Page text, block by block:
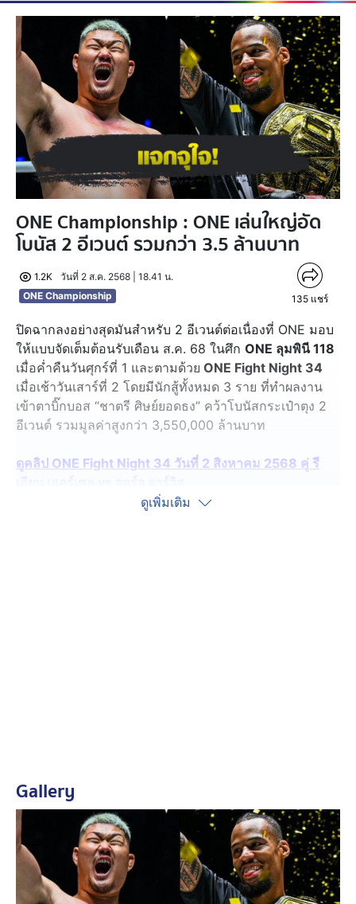
ONE Championship : ONE เล่นใหญ่อัด
โบนัส 2 อีเวนต์ รวมกว่า 3.5 ล้านบาท
1.2K
วันที่ 2 ส.ค. 2568 | 18.41 น.
ONE Championship
135 แชร์
ปิดฉากลงอย่างสุดมันสำหรับ 2 อีเวนต์ต่อเนื่องที่ ONE มอบ
ให้แบบจัดเต็มต้อนรับเดือน ส.ค. 68 ในศึก ONE ลุมพินี 118
เมื่อค่ำคืนวันศุกร์ที่ 1 และตามด้วย ONE Fight Night 34
เมื่อเช้าวันเสาร์ที่ 2 โดยมีนักสู้ทั้งหมด 3 ราย ที่ทำผลงาน
เข้าตาบิ๊กบอส “ชาตรี ศิษย์ยอดธง” คว้าโบนัสกระเป๋าตุง 2
อีเวนต์ รวมมูลค่าสูงกว่า 3,550,000 ล้านบาท
ดูคลิป ONE Fight Night 34 วันที่ 2 สิงหาคม 2568 คู่ รี
เริ่มจากศึกONE ลุมพินี 118 ที่มีศึกไตรภาคระหว่าง “วรพล
ลูกเจ้าพ่อโรงต้ม” พบกับ “ โซเนอร์ เซน” เป็นคู่เอกของ
ดูเพิ่มเติม
Gallery